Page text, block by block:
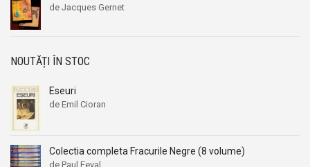
de Jacques Gernet
NOUTĂȚI ÎN STOC
Eseuri
de Emil Cioran
Colectia completa Fracurile Negre (8 volume)
de Paul Feval